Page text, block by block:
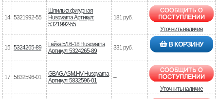
14 5321992-55
Шпилька фигурная
Husqvarna Артикул:
5321992-55
181 руб.
Уточнить наличие
15 5324265-89
Гайка 5/16-18 Husqvarna
Артикул: 5324265-89
331 руб. В КОРЗИНУ
17 5832596-01
GBAG.ASM.HV Husqvarna
Артикул: 5832596-01
–
Уточнить наличие